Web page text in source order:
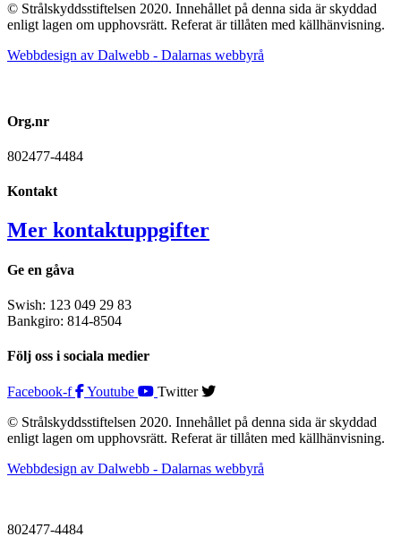
© Strålskyddsstiftelsen 2020. Innehållet på denna sida är skyddad
enligt lagen om upphovsrätt. Referat är tillåten med källhänvisning.
Webbdesign av Dalwebb - Dalarnas webbyrå
Org.nr
802477-4484
Kontakt
Mer kontaktuppgifter
Ge en gåva
Swish: 123 049 29 83
Bankgiro: 814-8504
Följ oss i sociala medier
Facebook-f Youtube
Twitter
© Strålskyddsstiftelsen 2020. Innehållet på denna sida är skyddad
enligt lagen om upphovsrätt. Referat är tillåten med källhänvisning.
Webbdesign av Dalwebb - Dalarnas webbyrå
802477-4484